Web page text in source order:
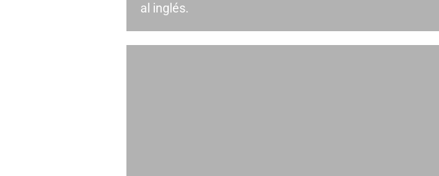
al inglés.